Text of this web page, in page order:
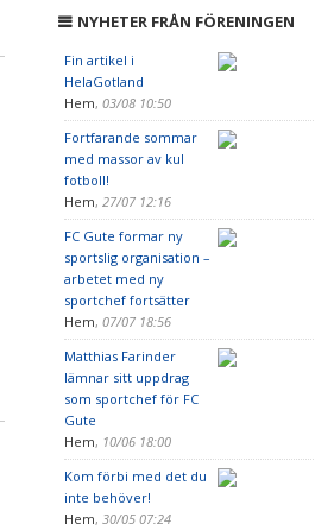
NYHETER FRÅN FÖRENINGEN
Fin artikel i
HelaGotland
Hem, 03/08 10:50
Fortfarande sommar
med massor av kul
fotboll!
Hem, 27/07 12:16
FC Gute formar ny
sportslig organisation –
arbetet med ny
sportchef fortsätter
Hem, 07/07 18:56
Matthias Farinder
lämnar sitt uppdrag
som sportchef för FC
Gute
Hem, 10/06 18:00
Kom förbi med det du
inte behöver!
Hem, 30/05 07:24